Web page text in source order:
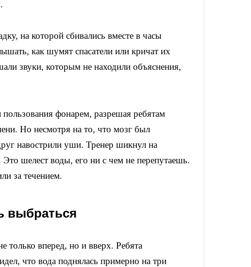
на которой сбивались вместе в часы
как шумят спасатели или кричат их
звуки, которым не находили объяснения,
фонарем, разрешая ребятам
Но несмотря на то, что мозг был
навострили уши. Тренер шикнул на
шелест воды, его ни с чем не перепутаешь.
за течением.
выбраться
только вперед, но и вверх. Ребята
что вода поднялась примерно на три